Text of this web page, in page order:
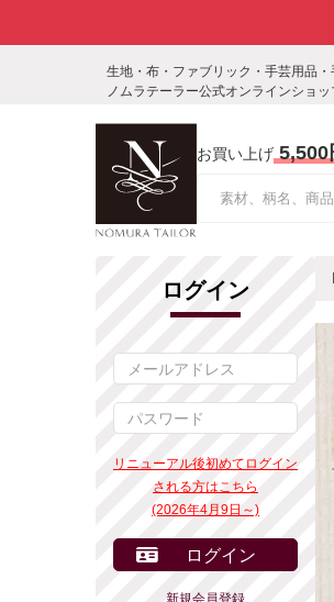
生地・布・ファブリック・手芸用品
ノムラテーラー公式オンラインショッ
お買い上げ 5,500
ログイン
リニューアル後初めてログイン
される方はこちら
(2026年4月9日～)
ログイン
新規会員登録